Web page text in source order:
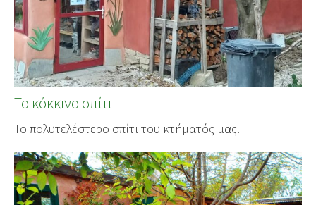
Το κόκκινο σπίτι
Το πολυτελέστερο σπίτι του κτήματός μας.